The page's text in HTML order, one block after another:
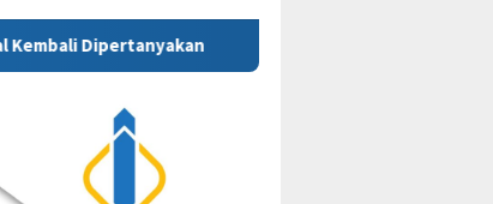
Polres Kukar Geledah Rumah Diduga Milik ASN